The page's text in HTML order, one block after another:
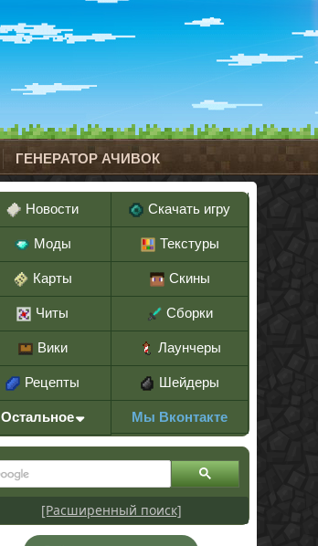
ГЕНЕРАТОР АЧИВОК
Новости Скачать игру
Моды Текстуры
Карты Скины
Читы Сборки
Вики Лаунчеры
Рецепты Шейдеры
Остальное Мы Вконтакте
[Расширенный поиск]